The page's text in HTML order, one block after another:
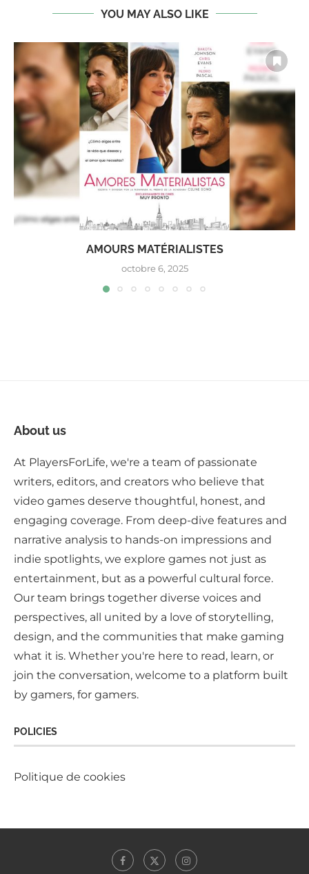
YOU MAY ALSO LIKE
AMOURS MATÉRIALISTES
octobre 6, 2025
About us
At PlayersForLife, we're a team of passionate
writers, editors, and creators who believe that
video games deserve thoughtful, honest, and
engaging coverage. From deep-dive features and
narrative analysis to hands-on impressions and
indie spotlights, we explore games not just as
entertainment, but as a powerful cultural force.
Our team brings together diverse voices and
perspectives, all united by a love of storytelling,
design, and the communities that make gaming
what it is. Whether you're here to read, learn, or
join the conversation, welcome to a platform built
by gamers, for gamers.
POLICIES
Politique de cookies